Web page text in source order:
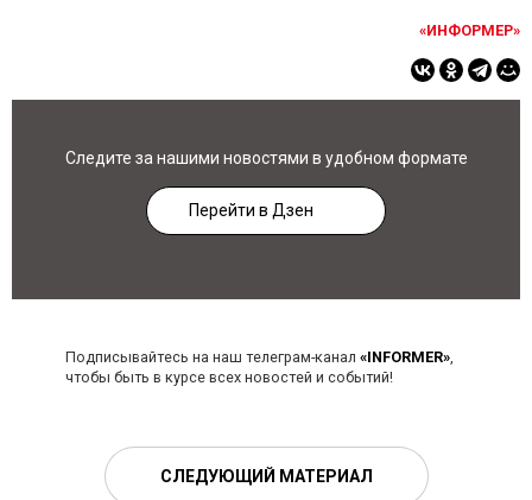
«ИНФОРМЕР»
Следите за нашими новостями в удобном формате
Перейти в Дзен
Подписывайтесь на наш телеграм-канал «INFORMER»,
чтобы быть в курсе всех новостей и событий!
СЛЕДУЮЩИЙ МАТЕРИАЛ